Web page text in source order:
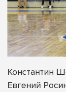
Константин
Евгений